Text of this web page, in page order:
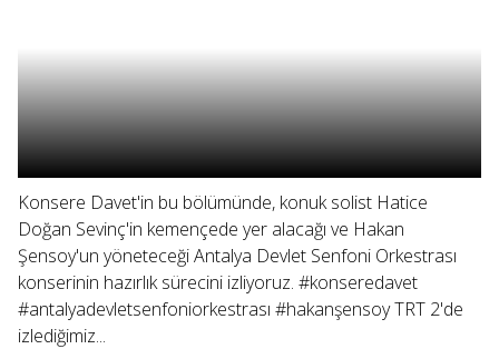
Konsere Davet'in bu bölümünde, konuk solist Hatice
Doğan Sevinç'in kemençede yer alacağı ve Hakan
Şensoy'un yöneteceği Antalya Devlet Senfoni Orkestrası
konserinin hazırlık sürecini izliyoruz. #konseredavet
#antalyadevletsenfoniorkestrası #hakanşensoy TRT 2'de
izlediğimiz...